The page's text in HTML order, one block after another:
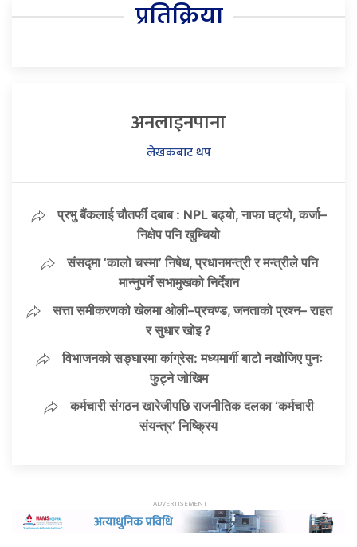
प्रतिक्रिया
अनलाइनपाना
लेखकबाट थप
प्रभु बैंकलाई चौतर्फी दबाब : NPL बढ्यो, नाफा घट्यो, कर्जा–
निक्षेप पनि खुम्चियो
संसद्मा ‘कालो चस्मा’ निषेध, प्रधानमन्त्री र मन्त्रीले पनि
मान्नुपर्ने सभामुखको निर्देशन
सत्ता समीकरणको खेलमा ओली–प्रचण्ड, जनताको प्रश्न– राहत
र सुधार खोइ ?
विभाजनको सङ्घारमा कांग्रेस: मध्यमार्गी बाटो नखोजिए पुनः
फुट्ने जोखिम
कर्मचारी संगठन खारेजीपछि राजनीतिक दलका ‘कर्मचारी
संयन्त्र’ निष्क्रिय